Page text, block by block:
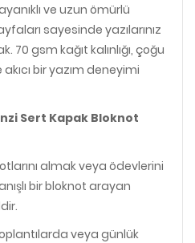
ve uzun ömürlü
sayesinde yazılarınız
70 gsm kağıt kalınlığı, çoğu
bir yazım deneyimi
Sert Kapak Bloknot
almak veya ödevlerini
bir bloknot arayan
veya günlük